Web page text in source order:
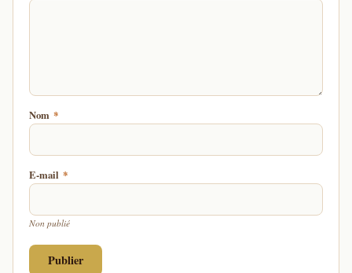
Nom *
E-mail *
Non publié